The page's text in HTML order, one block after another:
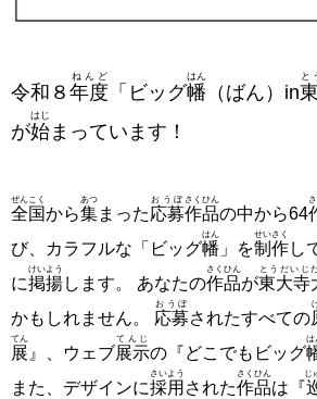
令和８ 年度
ねんど
「ビッグ幡
はん
（ばん）in
と
が始
はじ
まっています！
全国
ぜんこく
から集
あつ
まった応募
おうぼ
作品
さくひん
の中から64
び、カラフルな「ビッグ幡
はん
」を制作
せいさく
し
に掲揚
けいよう
します。 あなたの作品
さくひん
が東大寺
とうだいじ
かもしれません。 応募
おうぼ
されたすべての
展
てん
』、ウェブ展示
てんじ
の『どこでもビッグ
は
また、デザインに採用
さいよう
された作品
さくひん
は『
じ